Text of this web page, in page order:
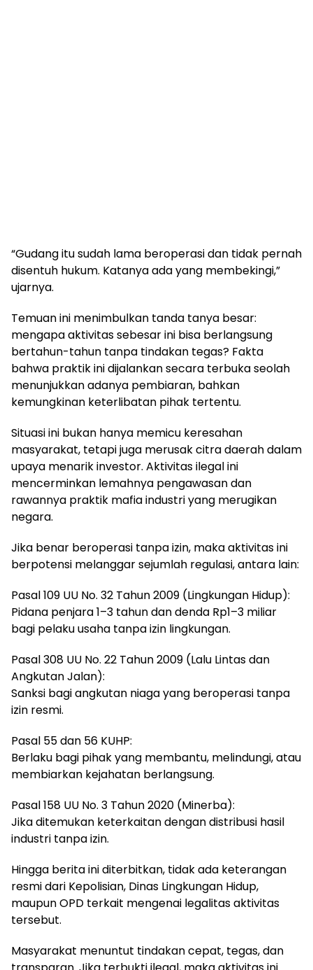
“Gudang itu sudah lama beroperasi dan tidak pernah
disentuh hukum. Katanya ada yang membekingi,”
ujarnya.
Temuan ini menimbulkan tanda tanya besar:
mengapa aktivitas sebesar ini bisa berlangsung
bertahun-tahun tanpa tindakan tegas? Fakta
bahwa praktik ini dijalankan secara terbuka seolah
menunjukkan adanya pembiaran, bahkan
kemungkinan keterlibatan pihak tertentu.
Situasi ini bukan hanya memicu keresahan
masyarakat, tetapi juga merusak citra daerah dalam
upaya menarik investor. Aktivitas ilegal ini
mencerminkan lemahnya pengawasan dan
rawannya praktik mafia industri yang merugikan
negara.
Jika benar beroperasi tanpa izin, maka aktivitas ini
berpotensi melanggar sejumlah regulasi, antara lain:
Pasal 109 UU No. 32 Tahun 2009 (Lingkungan Hidup):
Pidana penjara 1–3 tahun dan denda Rp1–3 miliar
bagi pelaku usaha tanpa izin lingkungan.
Pasal 308 UU No. 22 Tahun 2009 (Lalu Lintas dan
Angkutan Jalan):
Sanksi bagi angkutan niaga yang beroperasi tanpa
izin resmi.
Pasal 55 dan 56 KUHP:
Berlaku bagi pihak yang membantu, melindungi, atau
membiarkan kejahatan berlangsung.
Pasal 158 UU No. 3 Tahun 2020 (Minerba):
Jika ditemukan keterkaitan dengan distribusi hasil
industri tanpa izin.
Hingga berita ini diterbitkan, tidak ada keterangan
resmi dari Kepolisian, Dinas Lingkungan Hidup,
maupun OPD terkait mengenai legalitas aktivitas
tersebut.
Masyarakat menuntut tindakan cepat, tegas, dan